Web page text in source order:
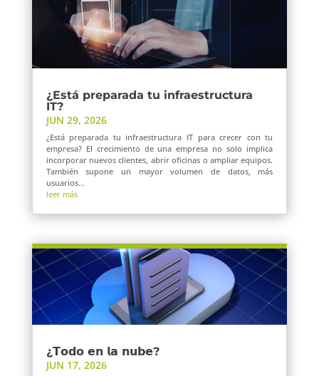
¿Está preparada tu infraestructura
IT?
JUN 29, 2026
¿Está preparada tu infraestructura IT para crecer con tu
empresa? El crecimiento de una empresa no solo implica
incorporar nuevos clientes, abrir oficinas o ampliar equipos.
También supone un mayor volumen de datos, más
usuarios...
leer más
¿𝗧𝗼𝗱𝗼 𝗲𝗻 𝗹𝗮 𝗻𝘂𝗯𝗲?
JUN 17, 2026